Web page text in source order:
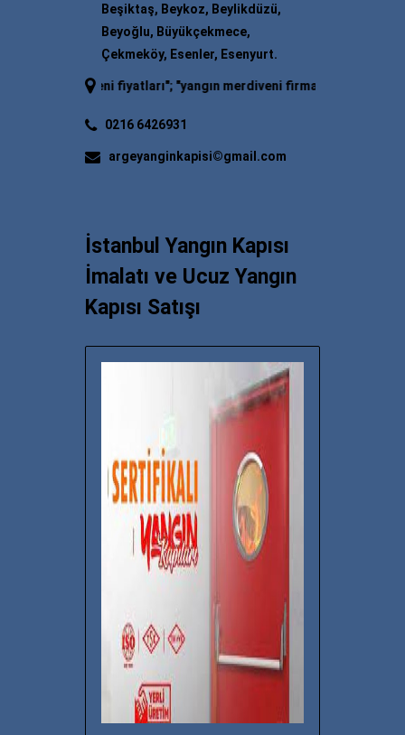
Beşiktaş, Beykoz, Beylikdüzü,
Beyoğlu, Büyükçekmece,
Çekmeköy, Esenler, Esenyurt.
fiyatları"; "yangın merdiveni firmaları"; "yangın merdiveni
0216 6426931
argeyanginkapisi©gmail.com
İstanbul Yangın Kapısı
İmalatı ve Ucuz Yangın
Kapısı Satışı